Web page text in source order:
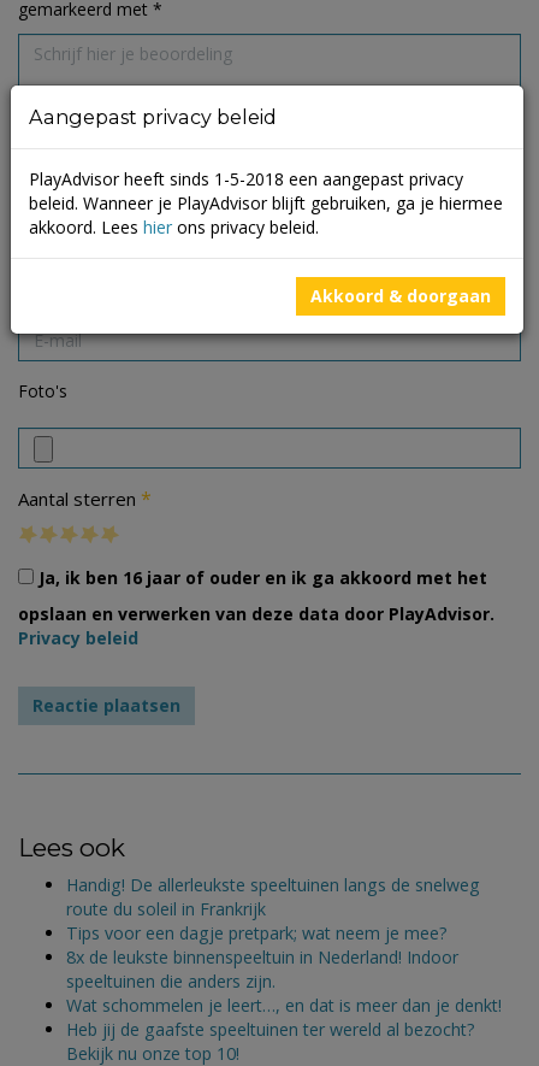
gemarkeerd met *
Foto's
Aantal sterren *
Ja, ik ben 16 jaar of ouder en ik ga akkoord met het
opslaan en verwerken van deze data door PlayAdvisor.
Privacy beleid
Lees ook
Handig! De allerleukste speeltuinen langs de snelweg
route du soleil in Frankrijk
Tips voor een dagje pretpark; wat neem je mee?
8x de leukste binnenspeeltuin in Nederland! Indoor
speeltuinen die anders zijn.
Wat schommelen je leert…, en dat is meer dan je denkt!
Heb jij de gaafste speeltuinen ter wereld al bezocht?
Bekijk nu onze top 10!
Aangepast privacy beleid
PlayAdvisor heeft sinds 1-5-2018 een aangepast privacy
beleid. Wanneer je PlayAdvisor blijft gebruiken, ga je hiermee
akkoord. Lees hier ons privacy beleid.
Akkoord & doorgaan